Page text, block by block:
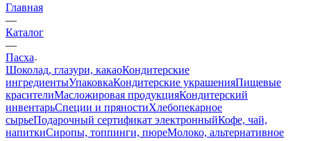
Главная
—
Каталог
—
Пасха
Шоколад, глазури, какаоКондитерские
ингредиентыУпаковкаКондитерские украшенияПищевые
красителиМасложировая продукцияКондитерский
инвентарьСпеции и пряностиХлебопекарное
сырьеПодарочный сертификат электронныйКофе, чай,
напиткиСиропы, топпинги, пюреМолоко, альтернативное